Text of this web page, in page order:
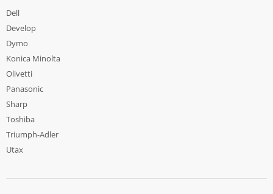
Dell
Develop
Dymo
Konica Minolta
Olivetti
Panasonic
Sharp
Toshiba
Triumph-Adler
Utax